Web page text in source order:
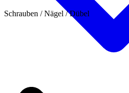
Schrauben / Nägel / Dübel